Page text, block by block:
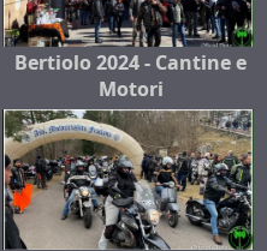
Bertiolo 2024 - Cantine e
Motori